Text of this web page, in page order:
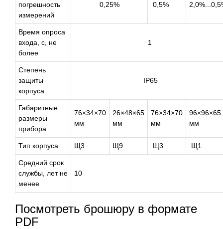
погрешность
измерений
0,25% 0,5%
Время опроса
входа, с, не
более
1
Степень
защиты
корпуса
IP65
Габаритные
размеры
прибора
76×34×70
мм
26×48×65
мм
76×34×70
мм
96×96×65
мм
Тип корпуса Щ3 Щ9 Щ3 Щ1
Средний срок
службы, лет не
менее
10
Посмотреть брошюру в формате
PDF